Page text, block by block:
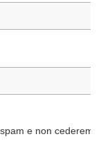
e non